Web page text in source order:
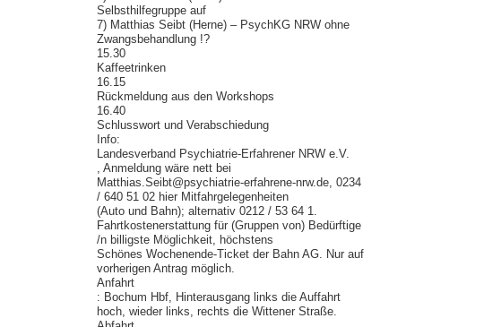
Selbsthilfegruppe auf
7) Matthias Seibt (Herne) – PsychKG NRW ohne
Zwangsbehandlung !?
15.30
Kaffeetrinken
16.15
Rückmeldung aus den Workshops
16.40
Schlusswort und Verabschiedung
Info:
Landesverband Psychiatrie-Erfahrener NRW e.V.
, Anmeldung wäre nett bei
Matthias.Seibt@psychiatrie-erfahrene-nrw.de, 0234
/ 640 51 02 hier Mitfahrgelegenheiten
(Auto und Bahn); alternativ 0212 / 53 64 1.
Fahrtkostenerstattung für (Gruppen von) Bedürftige
/n billigste Möglichkeit, höchstens
Schönes Wochenende-Ticket der Bahn AG. Nur auf
vorherigen Antrag möglich.
Anfahrt
: Bochum Hbf, Hinterausgang links die Auffahrt
hoch, wieder links, rechts die Wittener Straße.